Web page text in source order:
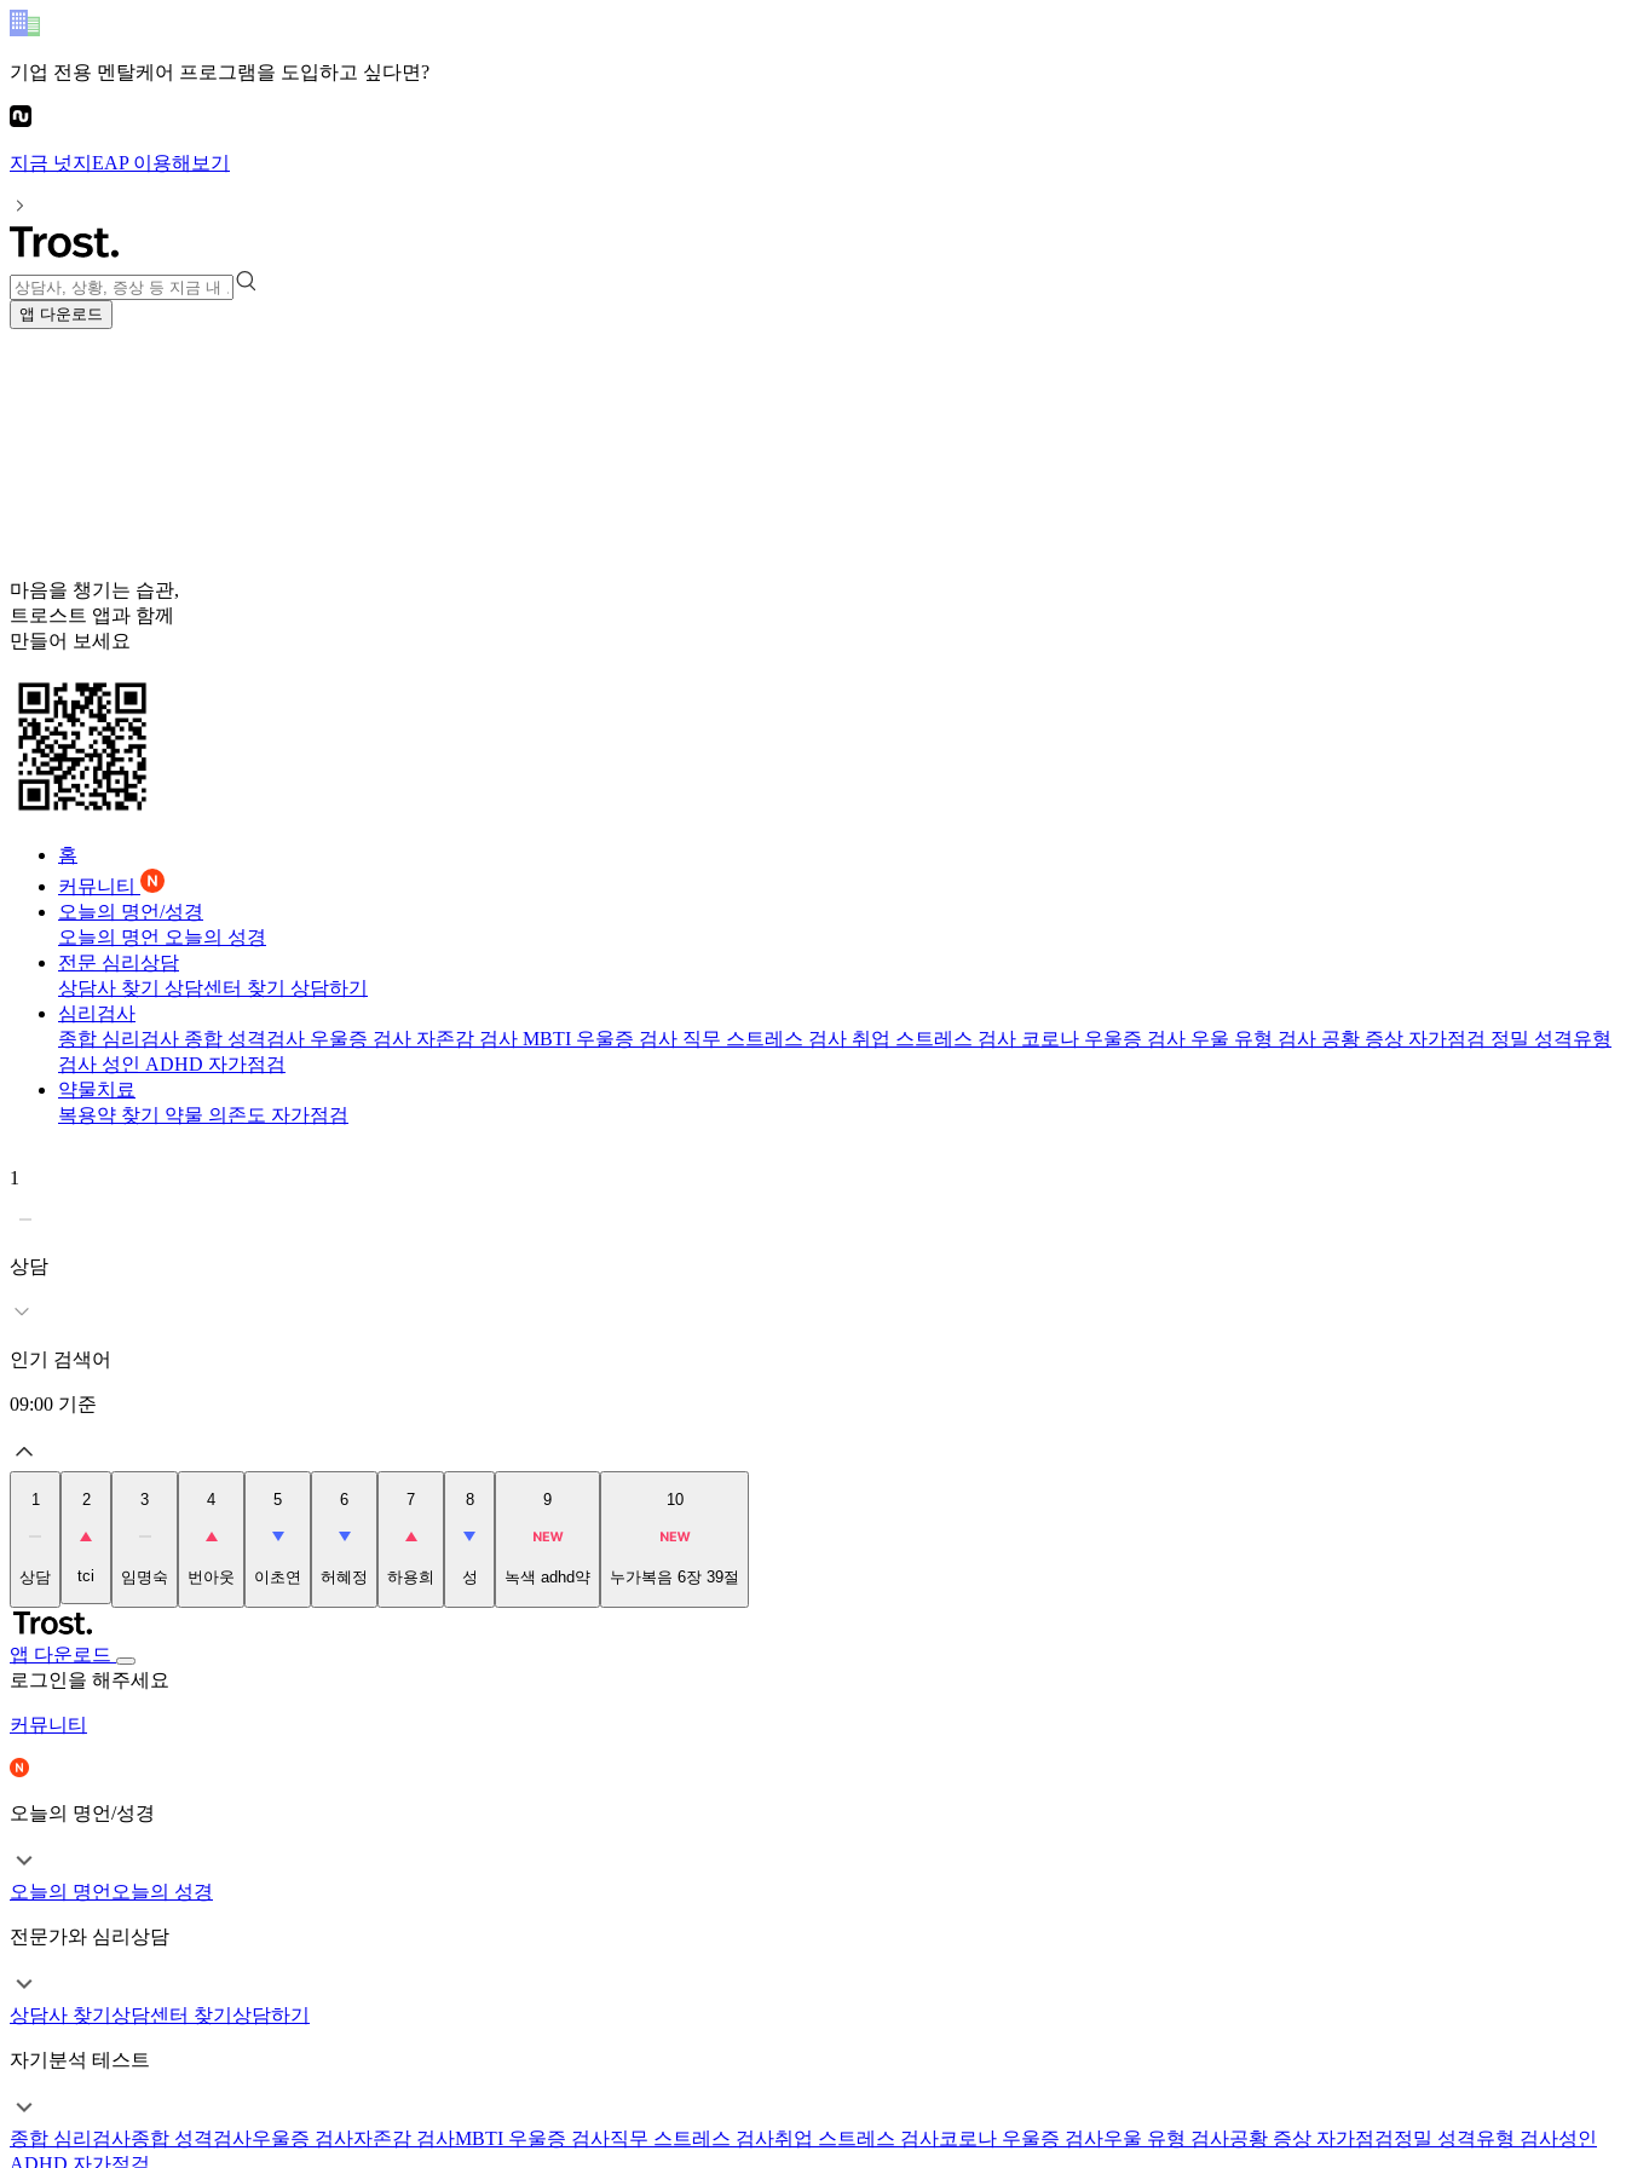
기업 전용 멘탈케어 프로그램을 도입하고 싶다면?
지금 넛지EAP이용해보기
앱 다운로드
마음을 챙기는 습관,
트로스트 앱과 함께
만들어 보세요
홈
커뮤니티
오늘의 명언/성경
오늘의 명언 오늘의 성경
전문 심리상담
상담사 찾기 상담센터 찾기 상담하기
심리검사
종합 심리검사 종합 성격검사 우울증 검사 자존감 검사 MBTI 우울증 검사 직무 스트레스 검사 취업 스트레스 검사 코로나 우울증 검사 우울 유형 검사 공황 증상 자가점검 정밀 성격유형
검사 성인 ADHD 자가점검
약물치료
복용약 찾기 약물 의존도 자가점검
1
상담
인기 검색어
09:00 기준
1
상담
2
tci
3
임명숙
4
번아웃
5
이초연
6
허혜정
7
하용희
8
성
9
녹색 adhd약
10
누가복음 6장 39절
앱 다운로드
로그인을 해주세요
커뮤니티
오늘의 명언/성경
오늘의 명언 오늘의 성경
전문가와 심리상담
상담사 찾기 상담센터 찾기 상담하기
자기분석 테스트
종합 심리검사종합 성격검사우울증 검사자존감 검사MBTI 우울증 검사직무 스트레스 검사취업 스트레스 검사코로나 우울증 검사우울 유형 검사공황 증상 자가점검정밀 성격유형 검사성인